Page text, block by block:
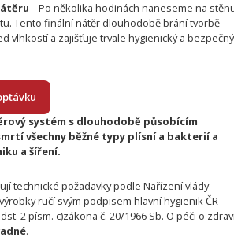
– Po několika hodinách naneseme na
Tento finální nátěr dlouhodobě brání tvorbě
vlhkostí a zajišťuje trvale hygienický a bezpečný
systém s dlouhodobě působícím
všechny běžné typy plísní a bakterií a
a šíření.
technické požadavky podle Nařízení vlády
ručí svým podpisem hlavní hygienik ČR
2 písm. c)zákona č. 20/1966 Sb. O péči o
.